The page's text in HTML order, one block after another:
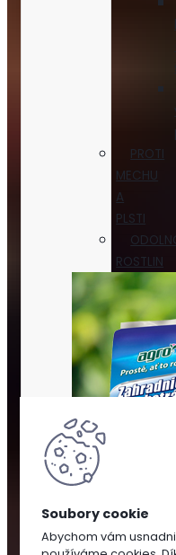
Abychom vám
PROTI
MECHU
A
PLSTI
ROSTLIN